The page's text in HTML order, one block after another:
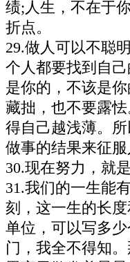
绩;人生，不在于
折点。
29.做人可以不聪
个人都要找到自
是你的，不该是
藏拙，也不要露
得自己越浅薄。
做事的结果来征服
30.现在努力，就
31.我们的一生能
刻，这一生的长
单位，可以写多
门，我全不得知